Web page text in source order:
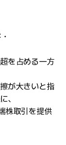
を占める一方
が大きいと指
、
株取引を提供